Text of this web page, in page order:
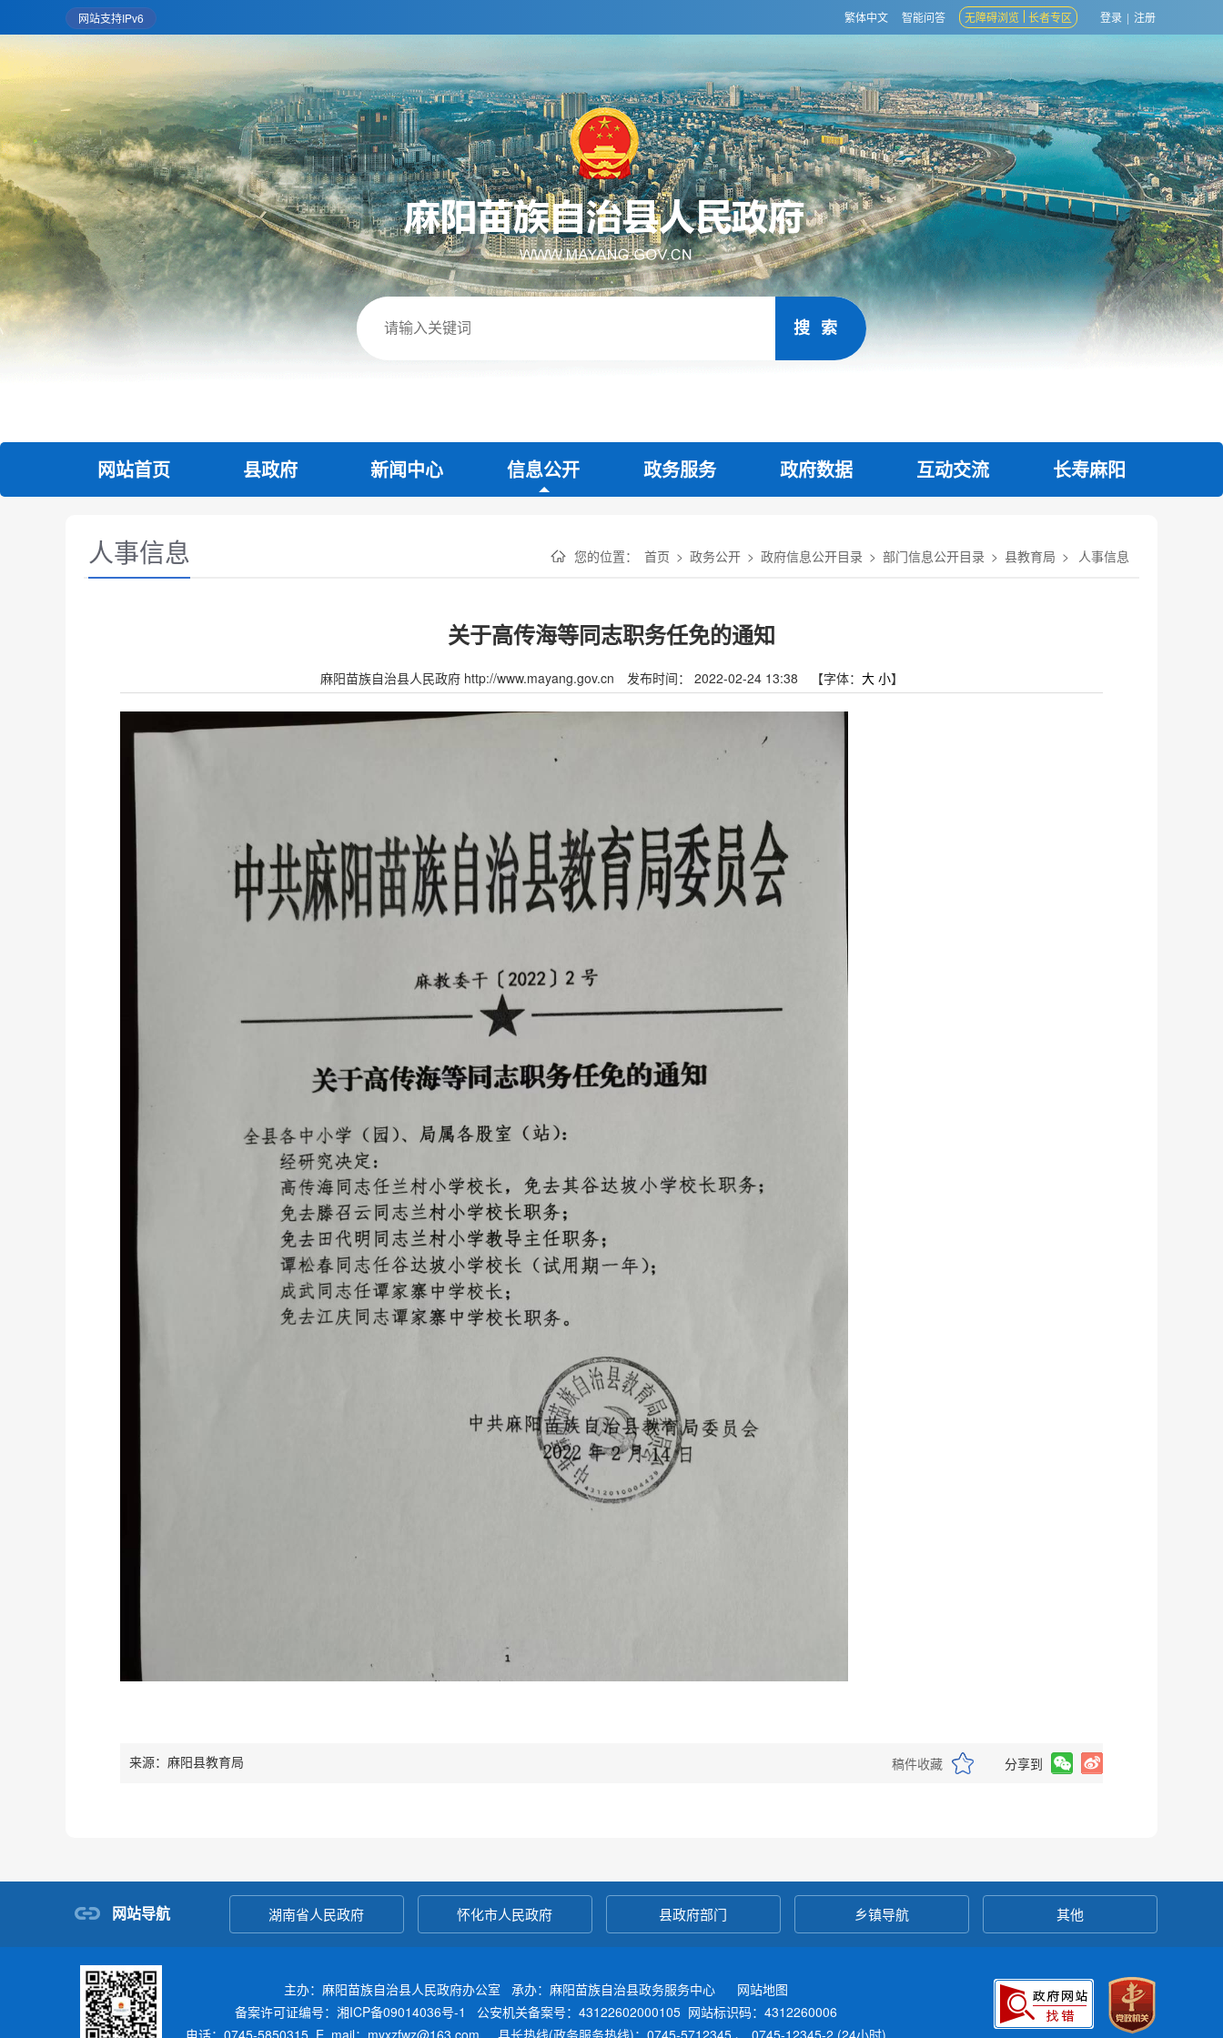
繁体中文 智能问答 无障碍浏览 长者专区 登录 | 注册
网站支持IPv6
网站首页 县政府 新闻中心 信息公开 政务服务 政府数据 互动交流 长寿麻阳
您的位置： 首页 > 政务公开 > 政府信息公开目录 > 部门信息公开目录 > 县教育局 > 人事信息
人事信息
关于高传海等同志职务任免的通知
麻阳苗族自治县人民政府 http://www.mayang.gov.cn 发布时间： 2022-02-24 13:38 【字体： 大 小】
稿件收藏 分享到
来源：麻阳县教育局
网站导航 湖南省人民政府 怀化市人民政府 县政府部门 乡镇导航 其他
主办：麻阳苗族自治县人民政府办公室 承办：麻阳苗族自治县政务服务中心
网站地图
备案许可证编号：湘ICP备09014036号-1
公安机关备案号：43122602000105 网站标识码：4312260006